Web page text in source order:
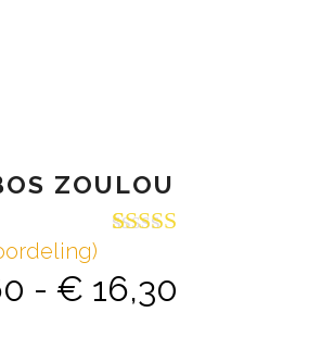
ZOULOU
5.00op 5
gebaseerd op
- € 16,30